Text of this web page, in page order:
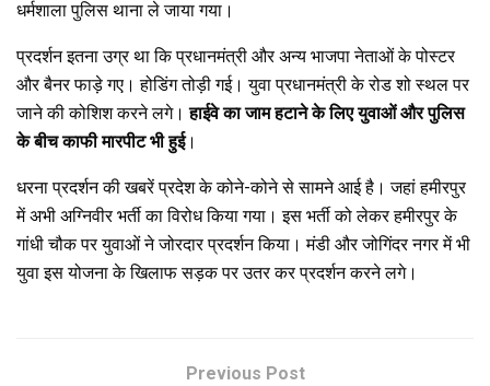
धर्मशाला पुलिस थाना ले जाया गया।
प्रदर्शन इतना उग्र था कि प्रधानमंत्री और अन्य भाजपा नेताओं के पोस्टर
और बैनर फाड़े गए। होडिंग तोड़ी गई। युवा प्रधानमंत्री के रोड शो स्थल पर
जाने की कोशिश करने लगे।हाईवे का जाम हटाने के लिए युवाओं और पुलिस
के बीच काफी मारपीट भी हुई।
धरना प्रदर्शन की खबरें प्रदेश के कोने-कोने से सामने आई है। जहां हमीरपुर
में अभी अग्निवीर भर्ती का विरोध किया गया। इस भर्ती को लेकर हमीरपुर के
गांधी चौक पर युवाओं ने जोरदार प्रदर्शन किया। मंडी और जोगिंदर नगर में भी
युवा इस योजना के खिलाफ सड़क पर उतर कर प्रदर्शन करने लगे।
Previous Post